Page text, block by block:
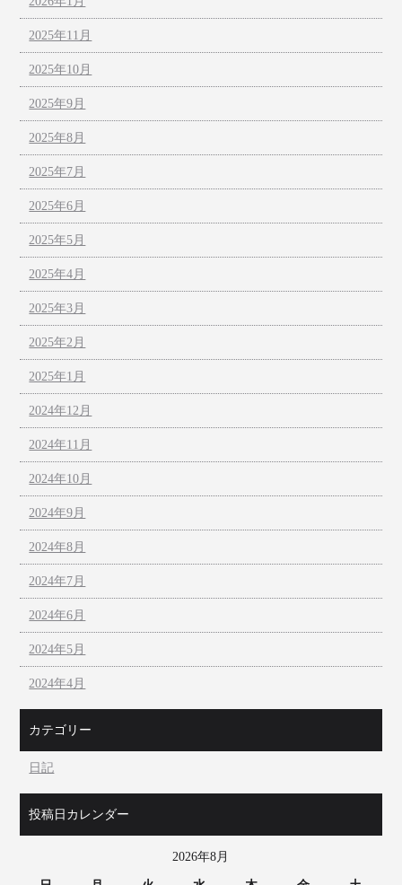
2025年11月
2025年10月
2025年9月
2025年8月
2025年7月
2025年6月
2025年5月
2025年4月
2025年3月
2025年2月
2025年1月
2024年12月
2024年11月
2024年10月
2024年9月
2024年8月
2024年7月
2024年6月
2024年5月
2024年4月
カテゴリー
日記
投稿日カレンダー
2026年8月